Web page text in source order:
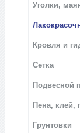
Уголки,
Кровля и
Сетка
Подвесной
Пена, клей,
Грунтовки